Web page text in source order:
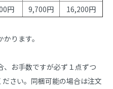
円 9,700円 16,200円
ります。
お手数ですが必ず１点ずつ
さい。同梱可能の場合は注文